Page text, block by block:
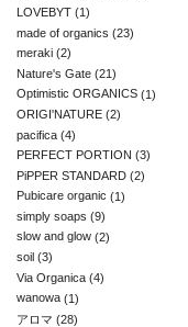
LOVEBYT (1)
made of organics (23)
meraki (2)
Nature's Gate (21)
Optimistic ORGANICS (1)
ORIGI'NATURE (2)
pacifica (4)
PERFECT PORTION (3)
PiPPER STANDARD (2)
Pubicare organic (1)
simply soaps (9)
slow and glow (2)
soil (3)
Via Organica (4)
wanowa (1)
アロマ (28)